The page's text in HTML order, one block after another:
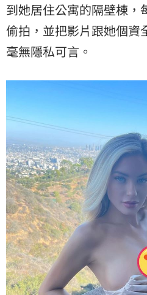
到她居住公寓的隔壁棟，
偷拍，並把影片跟她個資
毫無隱私可言。